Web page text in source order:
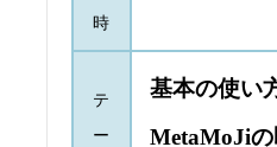
時
テ
ー
基本の使い
MetaMoJi